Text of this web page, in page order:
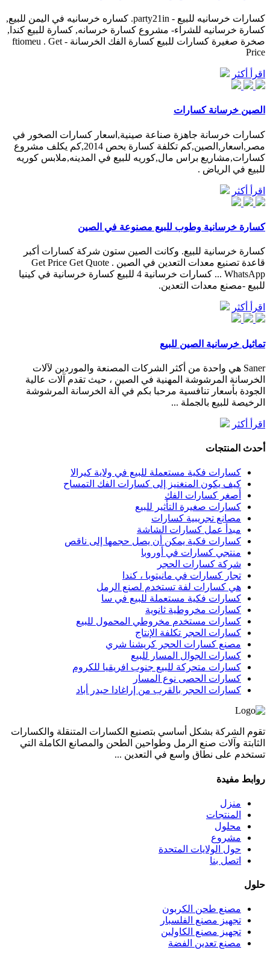
كسارات خرسانيه للبيع - party21in. كساره خرسانيه في اليمن للبيع,
كسارة خرسانيه للشراء- مشروع كسارة خرسانه, كسارة للبيع كندا,
صخرة صغيرة كسارات للبيع كسارة الفك الخرسانة - ftiomeu . Get
Price
اقرأ أكثر
الصين خرسانة كسارات
كسارات خرسانة جاهزة صناعة صينية,اسعار كسارات الصخور في
مصر,اسعار,الصين,كم تكلفة كسارة بحص 2014,كم يكلف مشروع
كسارات,مشاريع براس مال,كوريه للبيع في المدينه,ملابس كوريه
للبيع في الرياض .
اقرأ أكثر
كسارة خرسانية وطوب للبيع مصنوعة في الصين
كسارة خرسانية للبيع. وكانت الصين ستون شركة كسارات أكبر
قاعدة تصنيع معدات التعدين في الصين . Get Price Get Quote
WhatsApp ... كسارات خرسانية 4 للبيع كسارة خرسانية في كينيا
للبيع -مصنع معدات التعدين.
اقرأ أكثر
تماثيل خرسانية الصين للبيع
Saner هي واحدة من أكثر الشركات المصنعة والموردين لآلات
الخرسانة المرشوشة المهنية في الصين ، حيث تقدم آلات عالية
الجودة بأسعار تنافسية مرحبا بكم في آلة الخرسانة المرشوشة
الرخيصة للبيع بالجملة ...
اقرأ أكثر
أحدث المنتجات
كسارات فكية مستعملة للبيع في ولاية كيرالا
كيف يكون المنغنيز إلى كسارات الفك التمساح
أصغر كسارات الفك
كسارات صغيرة التأثير للبيع
مصانع تجريبية كسارات
مبدأ عمل كسارات الشاشة
كسارات فكية يمكن أن يصل حجمها إلى ناقص
منتجي كسارات في أوروبا
شركة كسارات الحجر
تجار كسارات في مانيتوبا ، كندا
هي كسارات لفة تستخدم لصنع الرمل
كسارات فكية مستعملة للبيع في سا
كسارات مخروطية ثانوية
كسارات مستخدم مخروطي المحمول للبيع
كسارات الحجر تكلفة الإنتاج
مصنع كسارات الحجر كريشنا شري
كسارات الجوال المسار للبيع
كسارات متحركة للبيع جنوب افريقيا للكروم
كسارات الحصى نوع المسار
كسارات الحجر بالقرب من إراغادا حيدر أباد
تقوم الشركة بشكل أساسي بتصنيع الكسارات المتنقلة والكسارات
الثابتة وآلات صنع الرمل وطواحين الطحن والمصانع الكاملة التي
تستخدم على نطاق واسع في التعدين ...
روابط مفيدة
منزل
المنتجات
محلول
مشروع
حول الولايات المتحدة
اتصل بنا
حلول
مصنع طحن الكربون
تجهيز مصنع الفلسبار
تجهيز مصنع الكاولين
مصنع تعدين الفضة